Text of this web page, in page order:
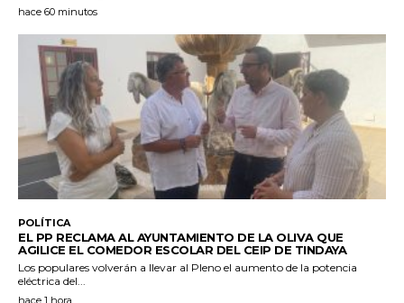
hace 60 minutos
POLÍTICA
EL PP RECLAMA AL AYUNTAMIENTO DE LA OLIVA QUE
AGILICE EL COMEDOR ESCOLAR DEL CEIP DE TINDAYA
Los populares volverán a llevar al Pleno el aumento de la potencia
eléctrica del...
hace 1 hora